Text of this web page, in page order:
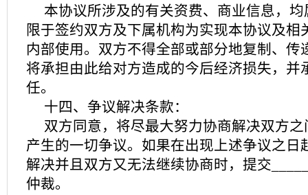
本协议所涉及的有关资费、商业信息，
限于签约双方及下属机构为实现本协议及相
内部使用。双方不得全部或部分地复制、传
将承担由此给对方造成的今后经济损失，并
任。
十四、争议解决条款：
双方同意，将尽最大努力协商解决双方
产生的一切争议。如果在出现上述争议之日
解决并且双方又无法继续协商时，提交
仲裁。